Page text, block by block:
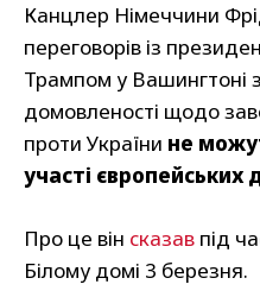
Канцлер Німеччини
переговорів із
Трампом у Вашингтоні
домовленості щодо
проти України не
участі європейських
Про це він сказав під
Білому домі 3 березня.